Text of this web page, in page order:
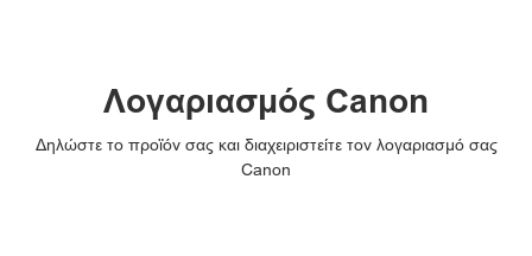
Λογαριασμός Canon
Δηλώστε το προϊόν σας και διαχειριστείτε τον λογαριασμό σας
Canon